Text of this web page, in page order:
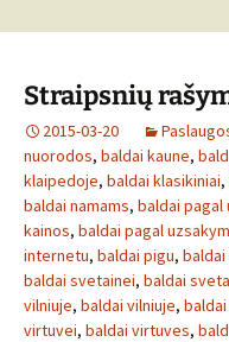
Straipsnių
2015-03-20
nuorodos, baldai kaune,
klaipedoje, baldai klasikiniai,
baldai namams, baldai pagal
kainos, baldai pagal
internetu, baldai pigu, baldai
baldai svetainei, baldai
vilniuje, baldai vilniuje,
virtuvei, baldai virtuves,